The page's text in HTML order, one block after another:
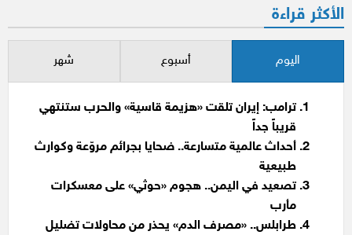
الأكثر قراءة
اليوم أسبوع شهر
ترامب: إيران تلقت «هزيمة قاسية» والحرب ستنتهي
قريباً جداً
أحداث عالمية متسارعة.. ضحايا بجرائم مروّعة وكوارث
طبيعية
تصعيد في اليمن.. هجوم «حوثي» على معسكرات
مأرب
طرابلس.. «مصرف الدم» يحذر من محاولات تضليل